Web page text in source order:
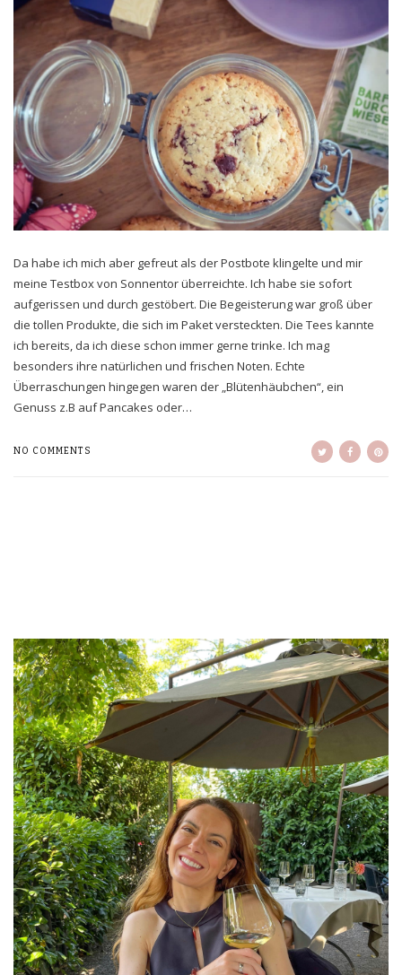
Da habe ich mich aber gefreut als der Postbote klingelte und mir
meine Testbox von Sonnentor überreichte. Ich habe sie sofort
aufgerissen und durch gestöbert. Die Begeisterung war groß über
die tollen Produkte, die sich im Paket versteckten. Die Tees kannte
ich bereits, da ich diese schon immer gerne trinke. Ich mag
besonders ihre natürlichen und frischen Noten. Echte
Überraschungen hingegen waren der „Blütenhäubchen“, ein
Genuss z.B auf Pancakes oder…
NO COMMENTS